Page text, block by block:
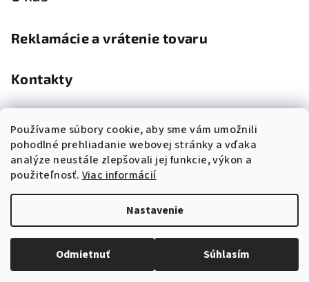
Používame súbory cookie, aby sme vám umožnili
pohodlné prehliadanie webovej stránky a vďaka
analýze neustále zlepšovali jej funkcie, výkon a
použiteľnosť. Viac informácií
Nastavenie
Odmietnuť Súhlasím
Reklamácie a vrátenie tovaru
Kontakty
nastavenie cookies
Vytvoril Shoptet